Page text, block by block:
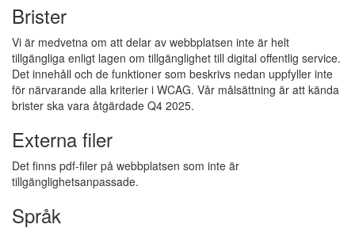
Brister
Vi är medvetna om att delar av webbplatsen inte är helt
tillgängliga enligt lagen om tillgänglighet till digital offentlig service.
Det innehåll och de funktioner som beskrivs nedan uppfyller inte
för närvarande alla kriterier i WCAG. Vår målsättning är att kända
brister ska vara åtgärdade Q4 2025.
Externa filer
Det finns pdf-filer på webbplatsen som inte är
tillgänglighetsanpassade.
Språk